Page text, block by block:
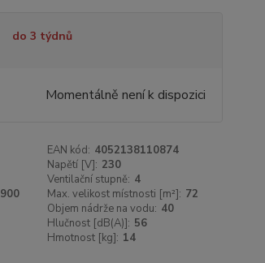
do 3 týdnů
Momentálně není k dispozici
EAN kód: 4052138110874
Napětí [V]: 230
Ventilační stupně: 4
900 Max. velikost místnosti [m²]: 72
Objem nádrže na vodu: 40
Hlučnost [dB(A)]: 56
Hmotnost [kg]: 14